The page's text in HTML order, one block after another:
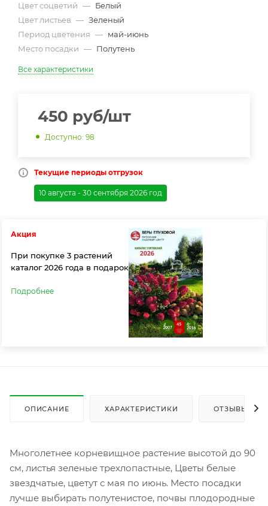
Цвет соцветий — Белый
Цвет листьев — Зеленый
Период цветения — май-июнь
Место посадки — Полутень
Все характеристики
450 руб/шт
Доступно: 98
Текущие периоды отгрузок
10 августа - 30 сентября 2026 год
Акция
При покупке 3 растений
каталог 2026 года в подарок
Подробнее
ОПИСАНИЕ ХАРАКТЕРИСТИКИ ОТЗЫВЫ
Многолетнее корневищное растение высотой до 90
см, листья зеленые трехлопастные, Цветы белые
звездчатые, цветут с мая по июнь. Место посадки
лучше выбирать полутенистое, почвы плодородные